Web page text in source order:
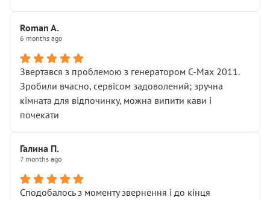
Roman A.
6 months ago
Звертався з проблемою з генератором C-Max 2011.
Зробили вчасно, сервісом задоволений; зручна
кімната для відпочинку, можна випити кави і
почекати
Галина П.
7 months ago
Сподобалось з моменту звернення і до кінця